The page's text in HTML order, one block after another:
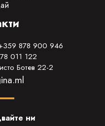
878 900 946
011 122
Ботев 22-2
ни